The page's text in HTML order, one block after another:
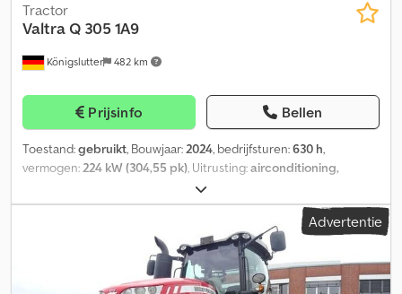
Königslutter 482 km
Tractor
ValtraQ 305 1A9
Prijsinfo Bellen
Toestand:gebruikt, Bouwjaar:2024, bedrijfsturen:630 h,
vermogen:224 kW (304,55 pk), Uitrusting:airconditioning,
cabine, luchtdrukrem, voorste aftakas
trekker Q305 (0030) Mechanische onderste trekhaak, zijsteunen
(0040) Maximale snelheid 50 km/u Dedpextrklofx Ab Nock
Motorvoorverwarming Gedeelde vooras (0070) PTO-aansluiting 6
tanden, 35 mm (0080) PTO-aansluiting 20 tanden, 45 mm (0090)
Compressorset Vrije retourleiding, 3/4" koppeling Automatische
Advertentie